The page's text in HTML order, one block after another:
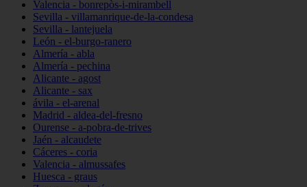
Valencia - bonrepòs-i-mirambell
Sevilla - villamanrique-de-la-condesa
Sevilla - lantejuela
León - el-burgo-ranero
Almería - abla
Almería - pechina
Alicante - agost
Alicante - sax
ávila - el-arenal
Madrid - aldea-del-fresno
Ourense - a-pobra-de-trives
Jaén - alcaudete
Cáceres - coria
Valencia - almussafes
Huesca - graus